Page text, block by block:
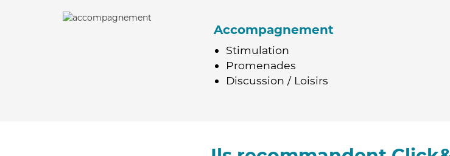
Accompagnement
Stimulation
Promenades
Discussion / Loisirs